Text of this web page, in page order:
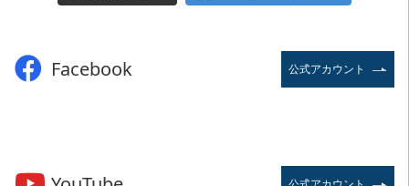
Facebook 公式アカウント